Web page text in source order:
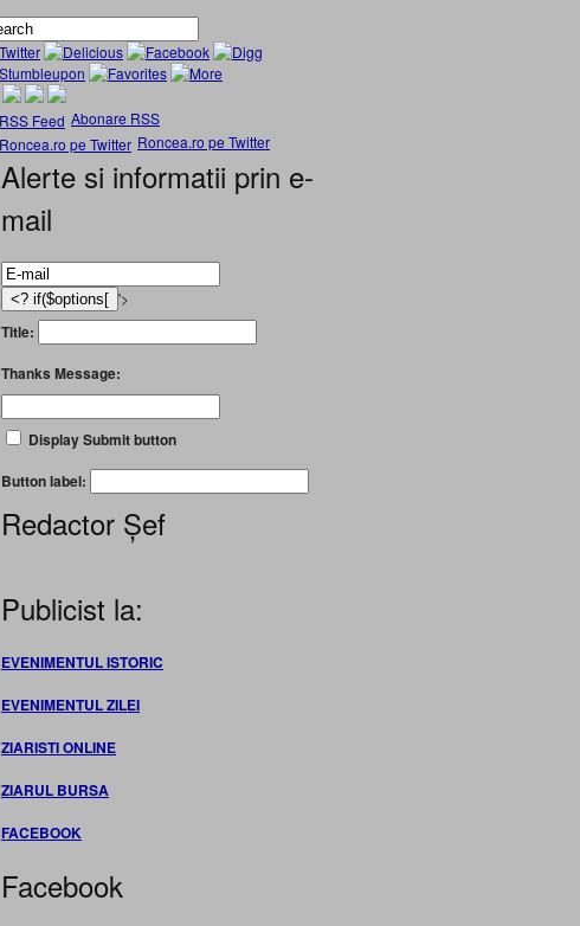
Abonare RSS
Roncea.ro pe Twitter
Alerte si informatii prin e-
mail
'>
Title:
Thanks Message:
Display Submit button
Button label:
Redactor Șef
Publicist la:
EVENIMENTUL ISTORIC
EVENIMENTUL ZILEI
ZIARISTI ONLINE
ZIARUL BURSA
FACEBOOK
Facebook